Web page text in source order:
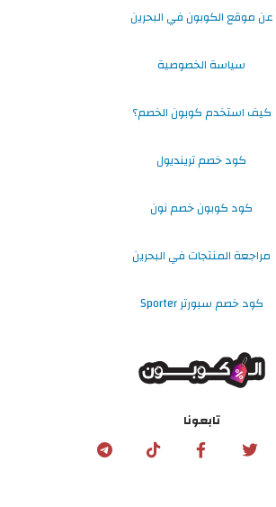
عن موقع الكوبون في البحرين
سياسة الخصوصية
كيف استخدم كوبون الخصم؟
كود خصم ترينديول
كود كوبون خصم نون
مراجعة المنتجات في البحرين
كود خصم سبورتر Sporter
تابعونا